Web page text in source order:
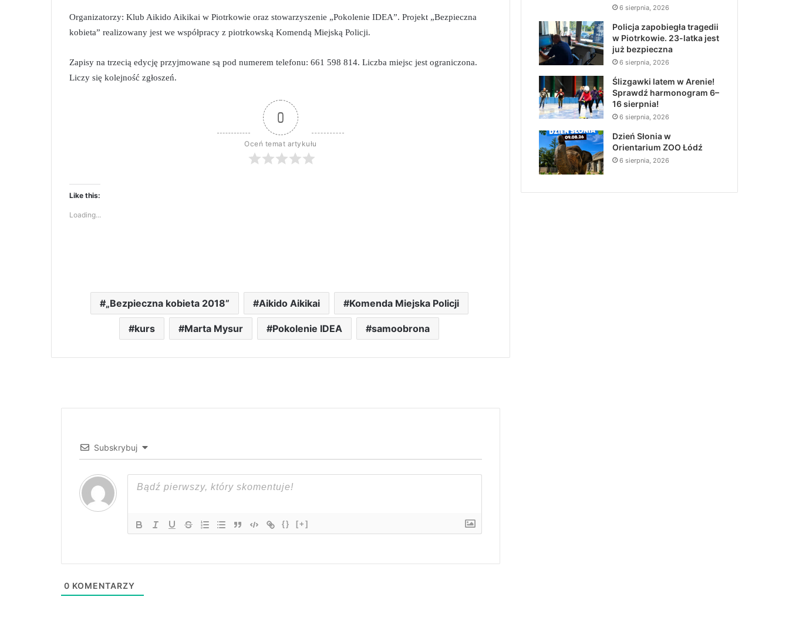
Organizatorzy: Klub Aikido Aikikai w Piotrkowie oraz stowarzyszenie „Pokolenie IDEA”. Projekt „Bezpieczna
kobieta” realizowany jest we współpracy z piotrkowską Komendą Miejską Policji.
Zapisy na trzecią edycję przyjmowane są pod numerem telefonu: 661 598 814. Liczba miejsc jest ograniczona.
Liczy się kolejność zgłoszeń.
0
Oceń temat artykułu
Like this:
Loading...
„Bezpieczna kobieta 2018” Aikido Aikikai Komenda Miejska Policji
kurs Marta Mysur Pokolenie IDEA samoobrona
Subskrybuj
{} [+]
0 KOMENTARZY
6 sierpnia, 2026
Policja zapobiegła tragedii
w Piotrkowie. 23-latka jest
już bezpieczna
6 sierpnia, 2026
Ślizgawki latem w Arenie!
Sprawdź harmonogram 6–
16 sierpnia!
6 sierpnia, 2026
Dzień Słonia w
Orientarium ZOO Łódź
6 sierpnia, 2026